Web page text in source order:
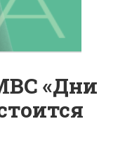
«Дни